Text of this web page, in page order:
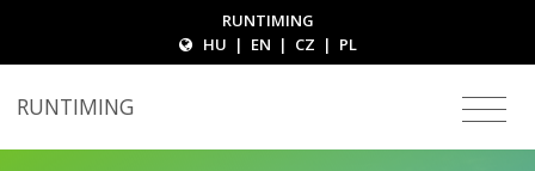
RUNTIMING
HU | EN | CZ | PL
RUNTIMING